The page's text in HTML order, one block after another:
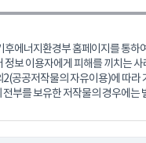
후에너지환경부 홈페이지를 통하
정보 이용자에게 피해를 끼치는
공공저작물의 자유이용)에 따
부를 보유한 저작물의 경우에는